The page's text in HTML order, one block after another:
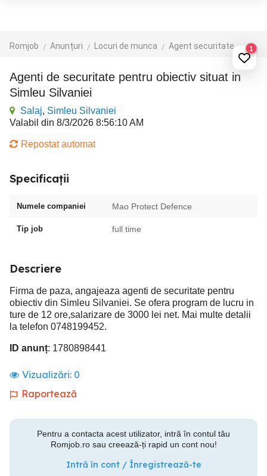
Romjob Anunțuri Locuri de munca Agent securitate 1
Agenti de securitate pentru obiectiv situat in
Simleu Silvaniei
Salaj, Simleu Silvaniei
Valabil din 8/3/2026 8:56:10 AM
Repostat automat
Specificații
Numele companiei Mao Protect Defence
Tip job full time
Descriere
Firma de paza, angajeaza agenti de securitate pentru
obiectiv din Simleu Silvaniei. Se ofera program de lucru in
ture de 12 ore,salarizare de 3000 lei net. Mai multe detalii
la telefon 0748199452.
ID anunț: 1780898441
Vizualizări: 0
Raportează
Pentru a contacta acest utilizator, intră în contul tău
Romjob.ro sau creează-ți rapid un cont nou!
Intră în cont / Înregistrează-te